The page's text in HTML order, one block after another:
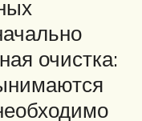
очистка: